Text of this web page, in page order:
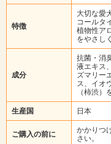
特徴
大切な愛
コールタ
植物性ア
をやさし
成分
抗菌・消
液エキス
ズマリー
ス、イオ
（柿渋）
生産国 日本
ご購入の前に
かかりつ
さい。